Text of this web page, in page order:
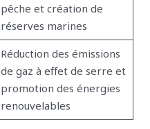
pêche et création de
réserves marines
Réduction des émissions
de gaz à effet de serre et
promotion des énergies
renouvelables